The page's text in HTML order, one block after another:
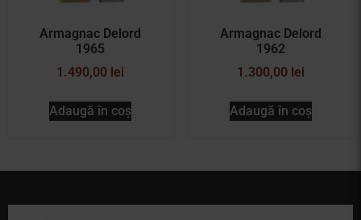
Armagnac Delord
1965
1.490,00 lei
Adaugă în coș
Armagnac Delord
1962
1.300,00 lei
Adaugă în coș